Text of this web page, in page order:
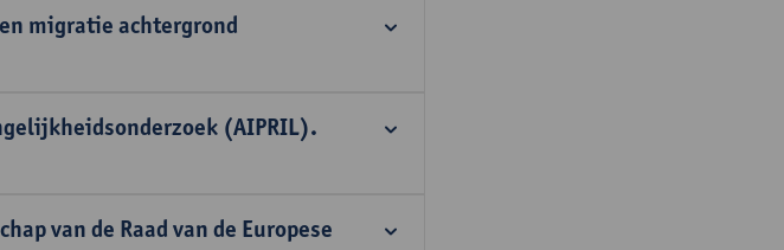
migratie achtergrond
(AIPRIL).
van de Raad van de Europese